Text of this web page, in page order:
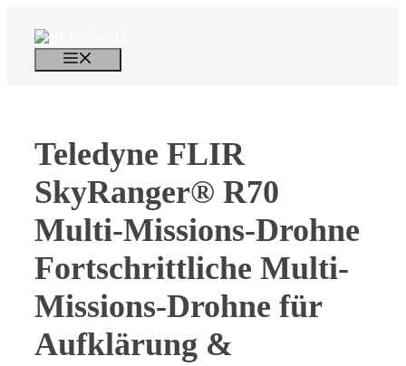
Inhalt
springen
Teledyne FLIR
SkyRanger® R70
Multi-Missions-Drohne
Fortschrittliche Multi-
Missions-Drohne für
Aufklärung &